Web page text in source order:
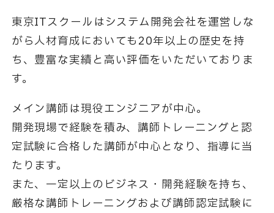
東京ITスクールはシステム開発会社を運営しな
がら人材育成においても20年以上の歴史を持
ち、 豊富な実績と高い評価をいただいておりま
す。
メイン講師は現役エンジニアが中心。
開発現場で経験を積み、講師トレーニングと認
定試験に合格した講師が中心となり、指導に当
たります。
また、一定以上のビジネス・開発経験を持ち、
厳格な講師トレーニングおよび講師認定試験に